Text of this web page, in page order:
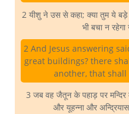
2 यीशु ने उस से कहा; क्या तुम ये
भी बचा न रहेगा
2 And Jesus answering
great buildings? there
another, that
3 जब वह जैतून के पहाड़ पर मन्दिर
और यूहन्ना और